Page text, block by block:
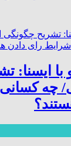
ایسنا:
چه